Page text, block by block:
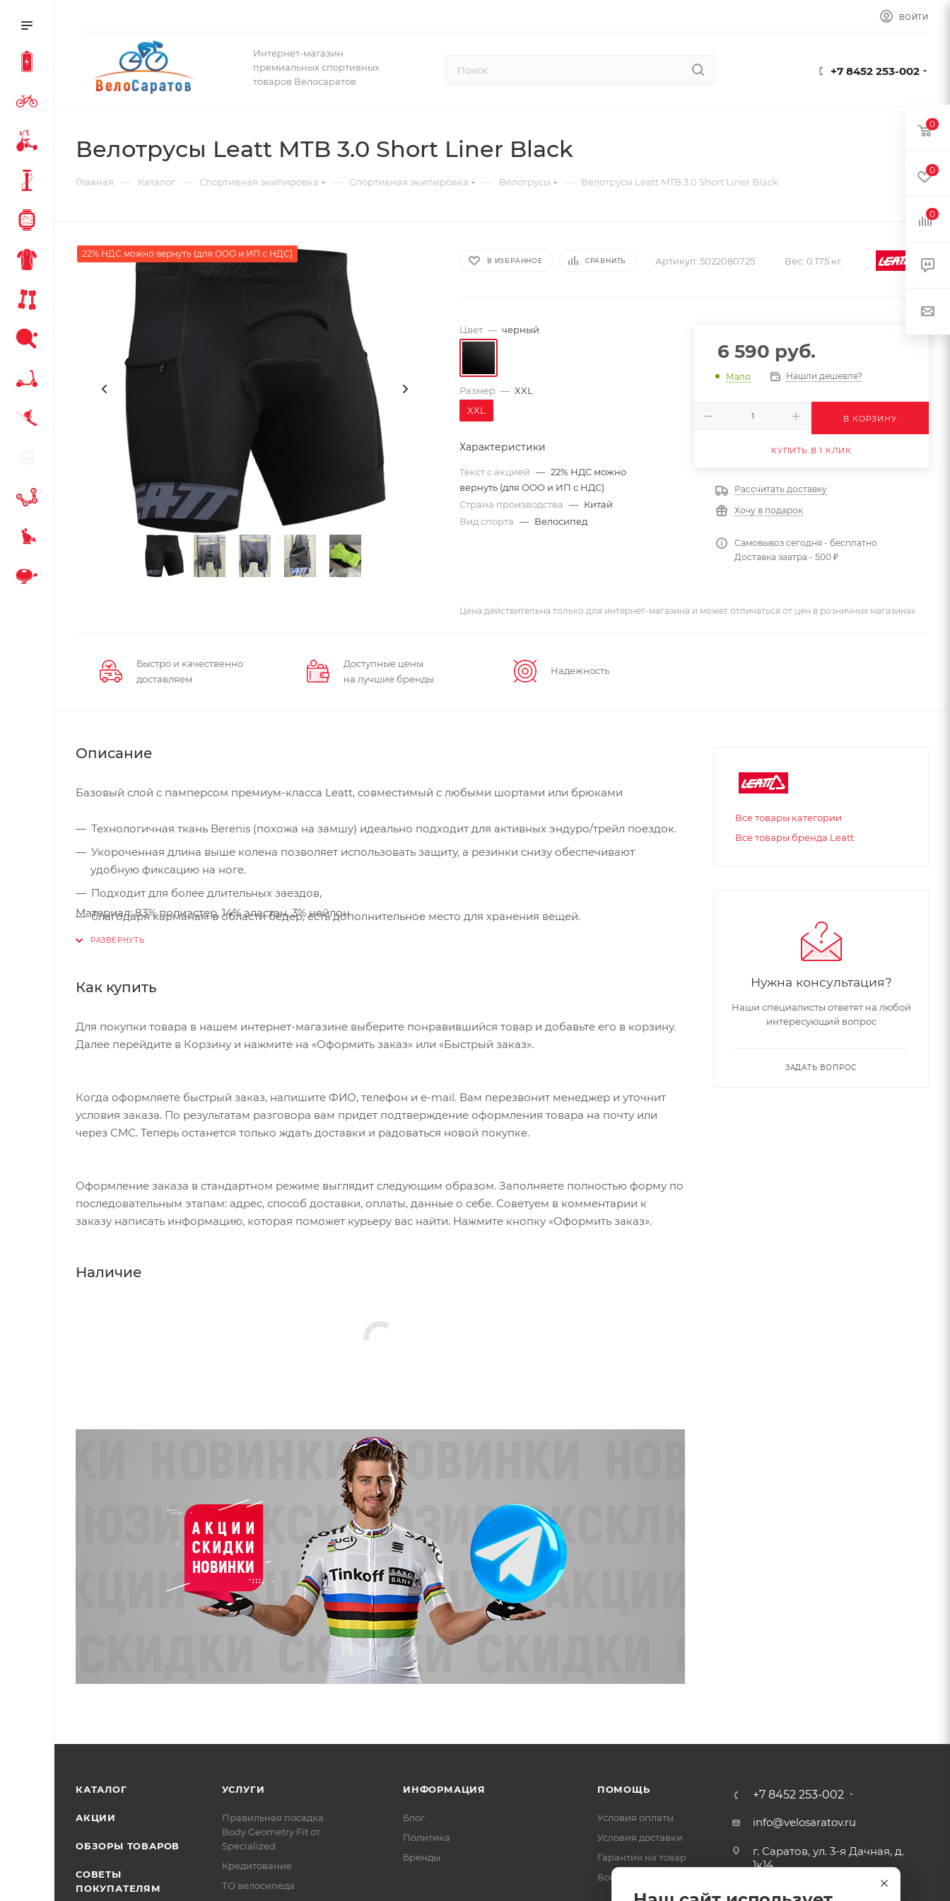
ВОЙТИ
Интернет-магазин
премиальных спортивных
товаров Велосаратов
+7 8452 253-002
Велотрусы Leatt MTB 3.0 Short Liner Black
Главная — Каталог — Спортивная экипировка — Спортивная экипировка — Велотрусы — Велотрусы Leatt MTB 3.0 Short Liner Black
22% НДС можно вернуть (для ООО и ИП с НДС)
В ИЗБРАННОЕ СРАВНИТЬ Артикул: 5022080725 Вес: 0.175 кг.
Цвет — черный
Размер — XXL
XXL
Характеристики
Текст с акцией — 22% НДС можно
вернуть (для ООО и ИП с НДС)
Страна производства — Китай
Вид спорта — Велосипед
6 590 руб.
Мало Нашли дешевле?
В КОРЗИНУ
КУПИТЬ В 1 КЛИК
Рассчитать доставку
Хочу в подарок
Самовывоз сегодня - бесплатно
Доставка завтра - 500 ₽
Цена действительна только для интернет-магазина и может отличаться от цен в розничных магазинах
Быстро и качественно
доставляем
Доступные цены
на лучшие бренды
Надежность
Описание
Базовый слой с памперсом премиум-класса Leatt, совместимый с любыми шортами или брюками
Технологичная ткань Berenis (похожа на замшу) идеально подходит для активных эндуро/трейл поездок.
Укороченная длина выше колена позволяет использовать защиту, а резинки снизу обеспечивают
удобную фиксацию на ноге.
Подходит для более длительных заездов,
благодаря карманам в области бёдер, есть дополнительное место для хранения вещей.
Материал: 83% полиэстер, 14% эластан, 3% нейлон
Как купить
Для покупки товара в нашем интернет-магазине выберите понравившийся товар и добавьте его в корзину.
Далее перейдите в Корзину и нажмите на «Оформить заказ» или «Быстрый заказ».
Когда оформляете быстрый заказ, напишите ФИО, телефон и e-mail. Вам перезвонит менеджер и уточнит
условия заказа. По результатам разговора вам придет подтверждение оформления товара на почту или
через СМС. Теперь останется только ждать доставки и радоваться новой покупке.
Оформление заказа в стандартном режиме выглядит следующим образом. Заполняете полностью форму по
последовательным этапам: адрес, способ доставки, оплаты, данные о себе. Советуем в комментарии к
заказу написать информацию, которая поможет курьеру вас найти. Нажмите кнопку «Оформить заказ».
Наличие
Все товары категории
Все товары бренда Leatt
Нужна консультация?
Наши специалисты ответят на любой
интересующий вопрос
ЗАДАТЬ ВОПРОС
КАТАЛОГ
АКЦИИ
ОБЗОРЫ ТОВАРОВ
СОВЕТЫ
ПОКУПАТЕЛЯМ
УСЛУГИ
Правильная посадка
Body Geometry Fit от
Specialized
Кредитование
ТО велосипеда
ИНФОРМАЦИЯ
Блог
Политика
Бренды
ПОМОЩЬ
Условия оплаты
Условия доставки
Гарантия на товар
Вопрос-ответ
+7 8452 253-002
info@velosaratov.ru
г. Саратов, ул. 3-я Дачная, д.
1к14
0
0
0